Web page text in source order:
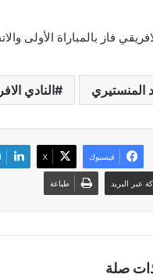
فاز بالمباراة الأولى
المنستيري النادي
فيسبوك ‫X
عبر البريد طباعة
صلة